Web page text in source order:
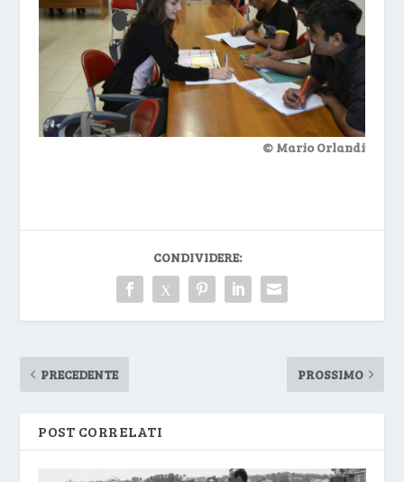
© Mario Orlandi
CONDIVIDERE:
PRECEDENTE PROSSIMO
POST CORRELATI